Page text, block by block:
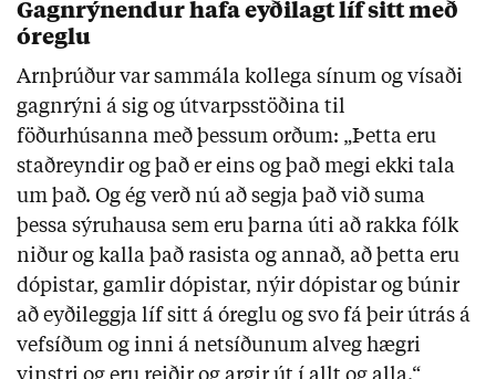
Gagnrýnendur hafa eyðilagt líf sitt með
óreglu
Arnþrúður var sammála kollega sínum og vísaði
gagnrýni á sig og útvarpsstöðina til
föðurhúsanna með þessum orðum: „Þetta eru
staðreyndir og það er eins og það megi ekki tala
um það. Og ég verð nú að segja það við suma
þessa sýruhausa sem eru þarna úti að rakka fólk
niður og kalla það rasista og annað, að þetta eru
dópistar, gamlir dópistar, nýir dópistar og búnir
að eyðileggja líf sitt á óreglu og svo fá þeir útrás á
vefsíðum og inni á netsíðunum alveg hægri